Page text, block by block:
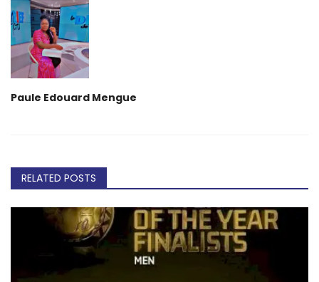
Paule Edouard Mengue
RELATED POSTS